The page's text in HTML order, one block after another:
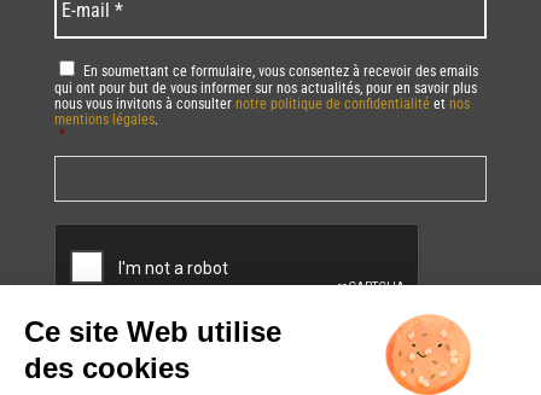
mail *
RGPD *
En soumettant ce formulaire, vous consentez à recevoir des emails
qui ont pour but de vous informer sur nos actualités, pour en savoir plus
nous vous invitons à consulter notre politique de confidentialité et nos
mentions légales.
*